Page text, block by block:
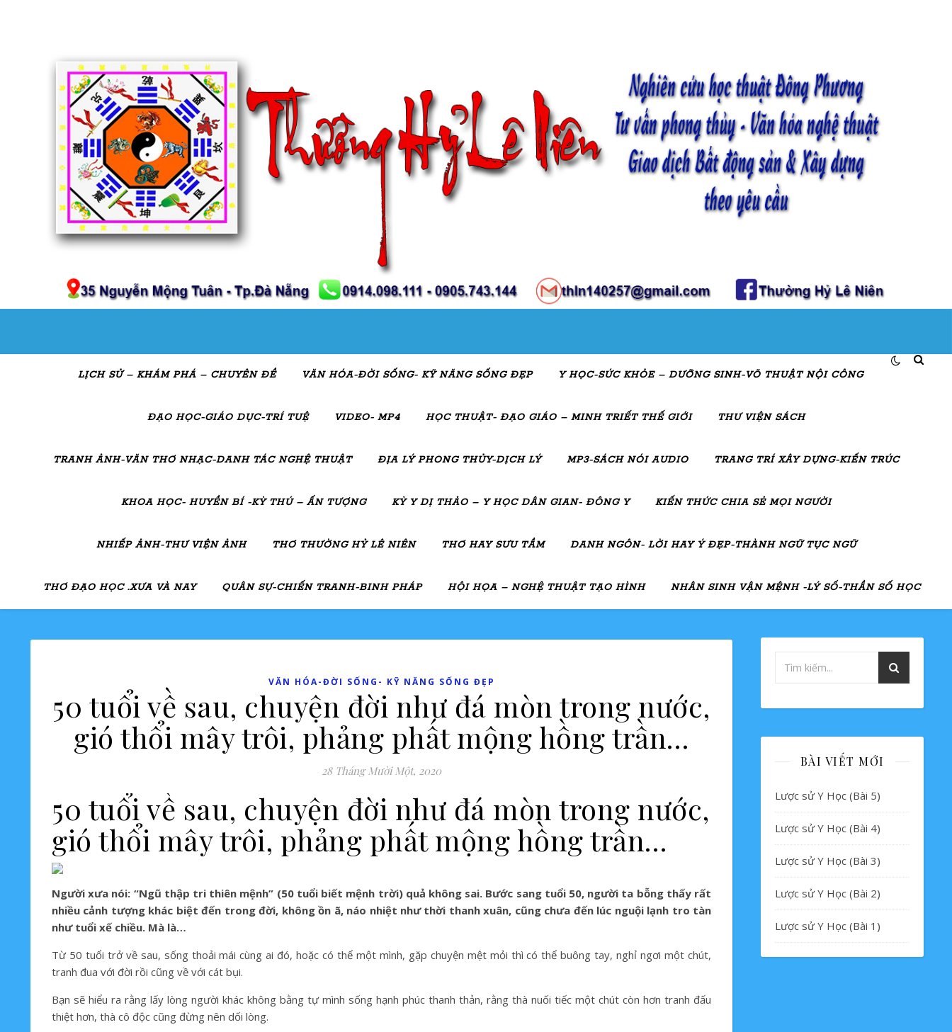
LỊCH SỬ – KHÁM PHÁ – CHUYÊN ĐỀ VĂN HÓA-ĐỜI SỐNG- KỸ NĂNG SỐNG ĐẸP Y HỌC-SỨC KHỎE – DƯỠNG SINH-VÕ THUẬT NỘI CÔNG
ĐẠO HỌC-GIÁO DỤC-TRÍ TUỆ VIDEO- MP4 HỌC THUẬT- ĐẠO GIÁO – MINH TRIẾT THẾ GIỚI THƯ VIỆN SÁCH
TRANH ẢNH-VĂN THƠ NHẠC-DANH TÁC NGHỆ THUẬT ĐỊA LÝ PHONG THỦY-DỊCH LÝ MP3-SÁCH NÓI AUDIO TRANG TRÍ XÂY DỰNG-KIẾN TRÚC
KHOA HỌC- HUYỀN BÍ -KỲ THÚ – ẤN TƯỢNG KỲ Y DỊ THẢO – Y HỌC DÂN GIAN- ĐÔNG Y KIẾN THỨC CHIA SẺ MỌI NGƯỜI
NHIẾP ẢNH-THƯ VIỆN ẢNH THƠ THƯỜNG HỶ LÊ NIÊN THƠ HAY SƯU TẦM DANH NGÔN- LỜI HAY Ý ĐẸP-THÀNH NGỮ TỤC NGỮ
THƠ ĐẠO HỌC .XƯA VÀ NAY QUÂN SỰ-CHIẾN TRANH-BINH PHÁP HỘI HỌA – NGHỆ THUẬT TẠO HÌNH NHÂN SINH VẬN MỆNH -LÝ SỐ-THẦN SỐ HỌC
VĂN HÓA-ĐỜI SỐNG- KỸ NĂNG SỐNG ĐẸP
50 tuổi về sau, chuyện đời như đá mòn trong nước,
gió thổi mây trôi, phảng phất mộng hồng trần…
28 Tháng Mười Một, 2020
50 tuổi về sau, chuyện đời như đá mòn trong nước,
gió thổi mây trôi, phảng phất mộng hồng trần…
Người xưa nói: “Ngũ thập tri thiên mệnh” (50 tuổi biết mệnh trời) quả không sai. Bước sang tuổi 50, người ta bỗng thấy rất
nhiều cảnh tượng khác biệt đến trong đời, không ồn ã, náo nhiệt như thời thanh xuân, cũng chưa đến lúc nguội lạnh tro tàn
như tuổi xế chiều. Mà là…
Từ 50 tuổi trở về sau, sống thoải mái cùng ai đó, hoặc có thể một mình, gặp chuyện mệt mỏi thì có thể buông tay, nghỉ ngơi một chút,
tranh đua với đời rồi cũng về với cát bụi.
Bạn sẽ hiểu ra rằng lấy lòng người khác không bằng tự mình sống hạnh phúc thanh thản, rằng thà nuối tiếc một chút còn hơn tranh đấu
thiệt hơn, thà cô độc cũng đừng nên dối lòng.
BÀI VIẾT MỚI
Lược sử Y Học (Bài 5)
Lược sử Y Học (Bài 4)
Lược sử Y Học (Bài 3)
Lược sử Y Học (Bài 2)
Lược sử Y Học (Bài 1)